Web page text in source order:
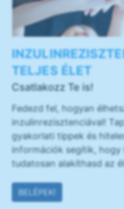
TELJES ÉLET
Csatlakozz Te is!
Fedezd fel, hogyan
inzulinrezisztenciával!
gyakorlati tippek és
információk segítik,
tudatosan alakíthasd az
BELÉPEK!